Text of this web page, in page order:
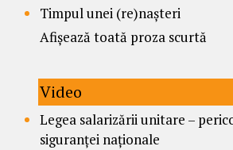
Timpul unei (re)nașteri
Afișează toată proza scurtă
Video
Legea salarizării unitare –
siguranței naționale